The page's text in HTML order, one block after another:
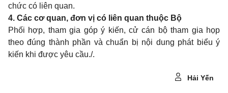
chức có liên quan.
4. Các cơ quan, đơn vị có liên quan thuộc Bộ
Phối hợp, tham gia góp ý kiến, cử cán bộ tham gia họp
theo đúng thành phần và chuẩn bị nội dung phát biểu ý
kiến khi được yêu cầu./.
Hải Yến